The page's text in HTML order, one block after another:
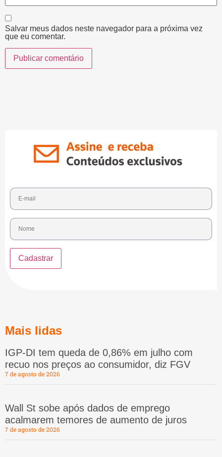
Salvar meus dados neste navegador para a próxima vez
que eu comentar.
Mais lidas
IGP-DI tem queda de 0,86% em julho com
recuo nos preços ao consumidor, diz FGV
7 de agosto de 2026
Wall St sobe após dados de emprego
acalmarem temores de aumento de juros
7 de agosto de 2026